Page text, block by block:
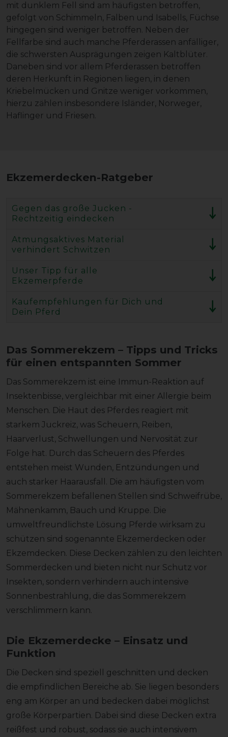
mit dunklem Fell sind am häufigsten betroffen,
gefolgt von Schimmeln, Falben und Isabells, Füchse
hingegen sind weniger betroffen. Neben der
Fellfarbe sind auch manche Pferderassen anfälliger,
die schwersten Ausprägungen zeigen Kaltblüter.
Daneben sind vor allem Pferderassen betroffen
deren Herkunft in Regionen liegen, in denen
Kriebelmücken und Gnitze weniger vorkommen,
hierzu zählen insbesondere Isländer, Norweger,
Haflinger und Friesen.
Ekzemerdecken-Ratgeber
Gegen das große Jucken -
Rechtzeitig eindecken
Atmungsaktives Material
verhindert Schwitzen
Unser Tipp für alle
Ekzemerpferde
Kaufempfehlungen für Dich und
Dein Pferd
Das Sommerekzem – Tipps und Tricks
für einen entspannten Sommer
Das Sommerekzem ist eine Immun-Reaktion auf
Insektenbisse, vergleichbar mit einer Allergie beim
Menschen. Die Haut des Pferdes reagiert mit
starkem Juckreiz, was Scheuern, Reiben,
Haarverlust, Schwellungen und Nervosität zur
Folge hat. Durch das Scheuern des Pferdes
entstehen meist Wunden, Entzündungen und
auch starker Haarausfall. Die am häufigsten vom
Sommerekzem befallenen Stellen sind Schweifrübe,
Mähnenkamm, Bauch und Kruppe. Die
umweltfreundlichste Lösung Pferde wirksam zu
schützen sind sogenannte Ekzemerdecken oder
Ekzemdecken. Diese Decken zählen zu den leichten
Sommerdecken und bieten nicht nur Schutz vor
Insekten, sondern verhindern auch intensive
Sonnenbestrahlung, die das Sommerekzem
verschlimmern kann.
Die Ekzemerdecke – Einsatz und
Funktion
Die Decken sind speziell geschnitten und decken
die empfindlichen Bereiche ab. Sie liegen besonders
eng am Körper an und bedecken dabei möglichst
große Körperpartien. Dabei sind diese Decken extra
reißfest und robust, sodass sie auch intensivem